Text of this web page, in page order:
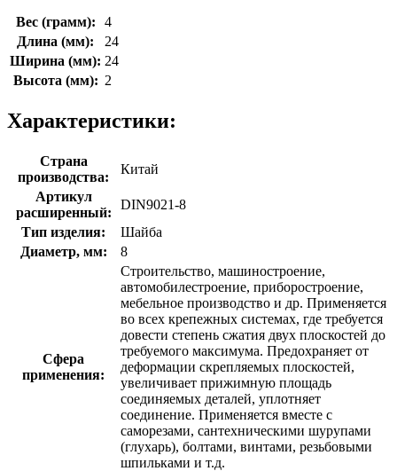
Вес (грамм):
4
Длина (мм):
24
Ширина (мм): 24
Высота (мм): 2
Характеристики:
Страна
производства:
Китай
Артикул
расширенный:
DIN9021-8
Тип изделия:
Шайба
Диаметр, мм:
8
Сфера
применения:
Строительство, машиностроение,
автомобилестроение, приборостроение,
мебельное производство и др. Применяется
во всех крепежных системах, где требуется
довести степень сжатия двух плоскостей до
требуемого максимума. Предохраняет от
деформации скрепляемых плоскостей,
увеличивает прижимную площадь
соединяемых деталей, уплотняет
соединение. Применяется вместе с
саморезами, сантехническими шурупами
(глухарь), болтами, винтами, резьбовыми
шпильками и т.д.